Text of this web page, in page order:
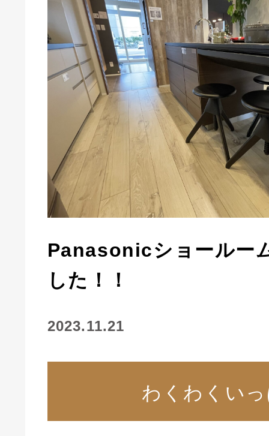
Panasonicショールー
した！！
2023.11.21
わくわくい